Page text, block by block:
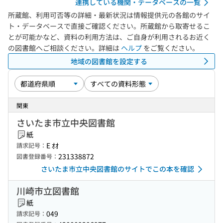
連携している機関・データベースの一覧
所蔵館、利用可否等の詳細・最新状況は情報提供元の各館のサイ
ト・データベースで直接ご確認ください。所蔵館から取寄せるこ
とが可能かなど、資料の利用方法は、ご自身が利用されるお近く
の図書館へご相談ください。詳細は ヘルプ をご覧ください。
地域の図書館を設定する
関東
さいたま市立中央図書館
紙
請求記号： E ｵｵ
図書登録番号： 231338872
さいたま市立中央図書館のサイトでこの本を確認
川崎市立図書館
紙
請求記号： 049